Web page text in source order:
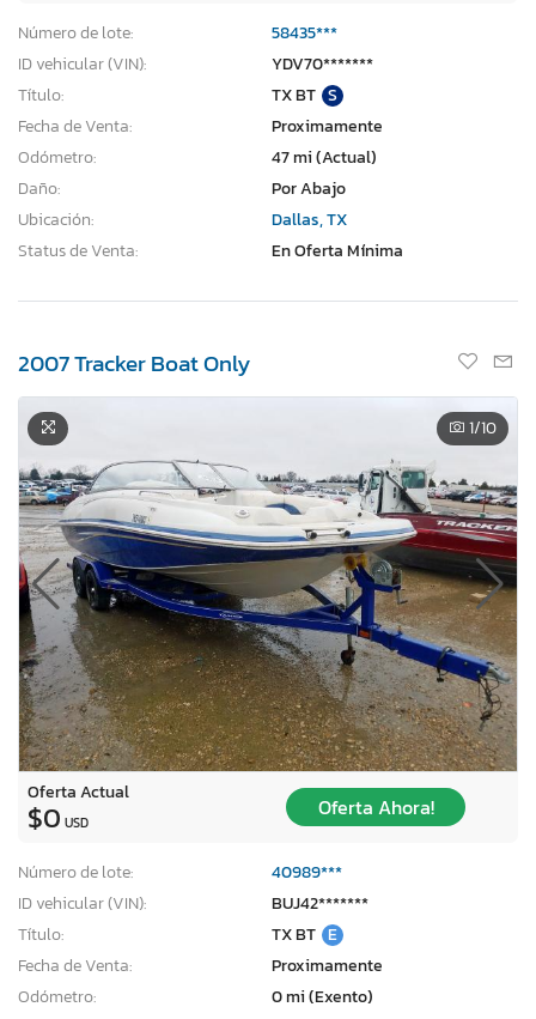
Número de lote:
58435***
ID vehicular (VIN):
YDV70*******
Título:
TX BT S
Fecha de Venta:
Proximamente
Odómetro:
47 mi (Actual)
Daño:
Por Abajo
Ubicación:
Dallas, TX
Status de Venta:
En Oferta Mínima
2007 Tracker Boat Only
1/10
Oferta Actual
$0 USD
Oferta Ahora!
Número de lote:
40989***
ID vehicular (VIN):
BUJ42*******
Título:
TX BT E
Fecha de Venta:
Proximamente
Odómetro:
0 mi (Exento)